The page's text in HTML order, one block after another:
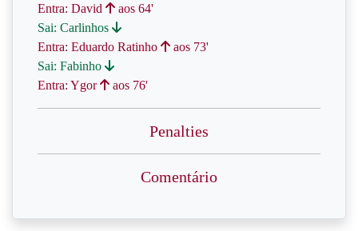
Entra: David
aos 64'
Sai: Carlinhos
Entra: Eduardo Ratinho
aos 73'
Sai: Fabinho
Entra: Ygor
aos 76'
Penalties
Comentário